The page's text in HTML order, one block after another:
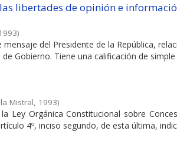
libertades de opinión e
)
del Presidente de la República,
Gobierno. Tiene una calificación de simple
Mistral, 1993)
Ley Orgánica Constitucional sobre
4º, inciso segundo, de esta última,